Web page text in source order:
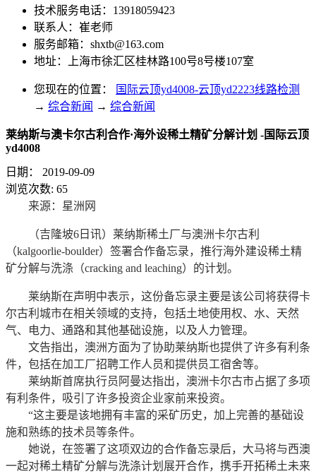
技术服务电话：13918059423
联系人：崔老师
服务邮箱： shxtb@163.com
地址：上海市徐汇区桂林路100号8号楼107室
您现在的位置：
国际云顶yd4008-云顶yd2223线路检测
→ 综合新闻 → 综合新闻
莱纳斯与澳卡尔古利合作·海外设稀土精矿分解计划 -国际云顶
yd4008
日期：
2019-09-09
浏览次数: 65
来源：星洲网
（吉隆坡6日讯）莱纳斯稀土厂与澳洲卡尔古利
（kalgoorlie-boulder）签署合作备忘录，推行海外建设稀土精
矿分解与洗涤（cracking and leaching）的计划。
莱纳斯在声明中表示，这份备忘录主要是该公司将获得卡
尔古利城市在相关领域的支持，包括土地使用权、水、天然
气、电力、通路和其他基础设施，以及人力管理。
文告指出，澳洲方面为了协助莱纳斯也提供了许多有利条
件，包括在加工厂招聘工作人员和提供员工宿舍等。
莱纳斯首席执行员阿曼达指出，澳洲卡尔古市占据了多项
有利条件，吸引了许多投资企业家前来投资。
“这主要是该地拥有丰富的采矿历史，加上完善的基础设
施和熟练的技术员等条件。
她说，在签署了这项双边的合作备忘录后，大马将与西澳
一起对稀土精矿分解与洗涤计划展开合作，携手开拓稀土未来